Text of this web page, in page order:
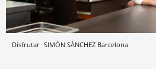
Disfrutar SIMÓN SÁNCHEZ Barcelona